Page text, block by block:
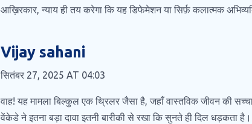
आख़िरकार, न्याय ही तय करेगा कि यह डिफेमेशन या सिर्फ़ कलात्मक
Vijay sahani
सितंबर 27, 2025 AT 04:03
वाह! यह मामला बिल्कुल एक थ्रिलर जैसा है, जहाँ वास्तविक जीवन की
वेंकेडे ने इतना बड़ा दावा इतनी बारीकी से रखा कि सुनते ही दिल धड़कता है।